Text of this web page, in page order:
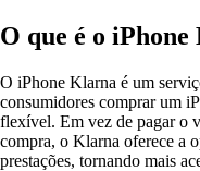
O que é o
O iPhone Klarna é um
consumidores comprar um
flexível. Em vez de pagar o
compra, o Klarna oferece a
prestações, tornando mais